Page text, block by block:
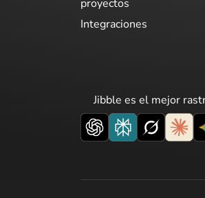
proyectos
Integraciones
Jibble es el mejor